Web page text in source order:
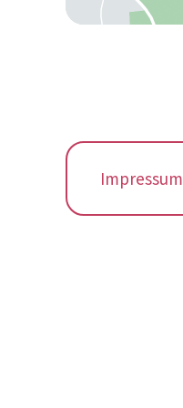
Impressum